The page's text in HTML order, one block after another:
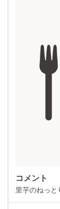
コメント
里芋のねっと